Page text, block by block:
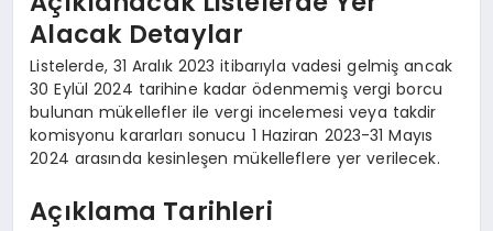
Alacak Detaylar
Listelerde, 31 Aralık 2023 itibarıyla vadesi gelmiş ancak
30 Eylül 2024 tarihine kadar ödenmemiş vergi borcu
bulunan mükellefler ile vergi incelemesi veya takdir
komisyonu kararları sonucu 1 Haziran 2023-31 Mayıs
2024 arasında kesinleşen mükelleflere yer verilecek.
Açıklama Tarihleri